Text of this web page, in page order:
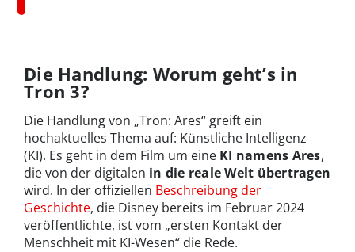
Die Handlung: Worum geht’s in
Tron 3?
Die Handlung von „Tron: Ares“ greift ein
hochaktuelles Thema auf: Künstliche Intelligenz
(KI). Es geht in dem Film um eine KI namens Ares,
die von der digitalen in die reale Welt übertragen
wird. In der offiziellen Beschreibung der
Geschichte, die Disney bereits im Februar 2024
veröffentlichte, ist vom „ersten Kontakt der
Menschheit mit KI-Wesen“ die Rede.